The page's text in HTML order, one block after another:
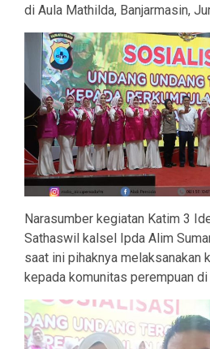
di Aula Mathilda, Banjarmasin,
Narasumber kegiatan Katim 3
Sathaswil kalsel Ipda Alim
saat ini pihaknya
kepada komunitas perempuan di